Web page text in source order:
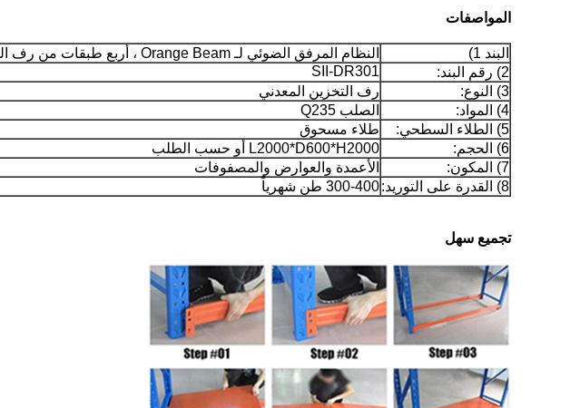
المواصفات
البند 1)
النظام المرفق الضوئي لـ Orange Beam ، أربع طبقات من رف الوحدة الرئيسية
2) رقم البند:
SII-DR301
3) النوع:
رف التخزين المعدني
4) المواد:
الصلب Q235
5) الطلاء السطحي:
طلاء مسحوق
6) الحجم:
L2000*D600*H2000 أو حسب الطلب
7) المكون:
الأعمدة والعوارض والمصفوفات
8) القدرة على التوريد:
300-400 طن شهرياً
تجميع سهل